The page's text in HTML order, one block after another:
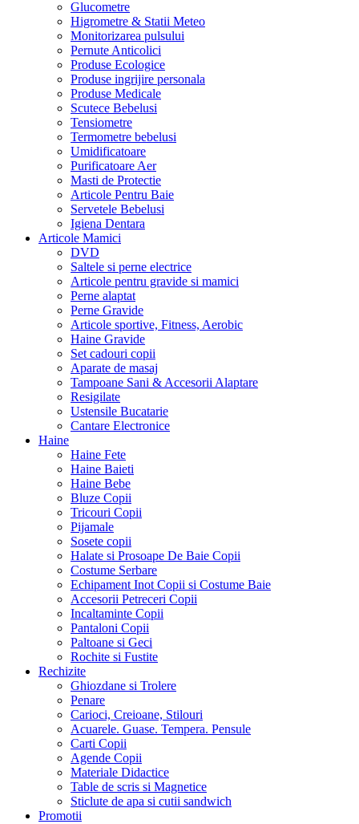
Glucometre
Higrometre & Statii Meteo
Monitorizarea pulsului
Pernute Anticolici
Produse Ecologice
Produse ingrijire personala
Produse Medicale
Scutece Bebelusi
Tensiometre
Termometre bebelusi
Umidificatoare
Purificatoare Aer
Masti de Protectie
Articole Pentru Baie
Servetele Bebelusi
Igiena Dentara
Articole Mamici
DVD
Saltele si perne electrice
Articole pentru gravide si mamici
Perne alaptat
Perne Gravide
Articole sportive, Fitness, Aerobic
Haine Gravide
Set cadouri copii
Aparate de masaj
Tampoane Sani & Accesorii Alaptare
Resigilate
Ustensile Bucatarie
Cantare Electronice
Haine
Haine Fete
Haine Baieti
Haine Bebe
Bluze Copii
Tricouri Copii
Pijamale
Sosete copii
Halate si Prosoape De Baie Copii
Costume Serbare
Echipament Inot Copii si Costume Baie
Accesorii Petreceri Copii
Incaltaminte Copii
Pantaloni Copii
Paltoane si Geci
Rochite si Fustite
Rechizite
Ghiozdane si Trolere
Penare
Carioci, Creioane, Stilouri
Acuarele. Guase. Tempera. Pensule
Carti Copii
Agende Copii
Materiale Didactice
Table de scris si Magnetice
Sticlute de apa si cutii sandwich
Promotii